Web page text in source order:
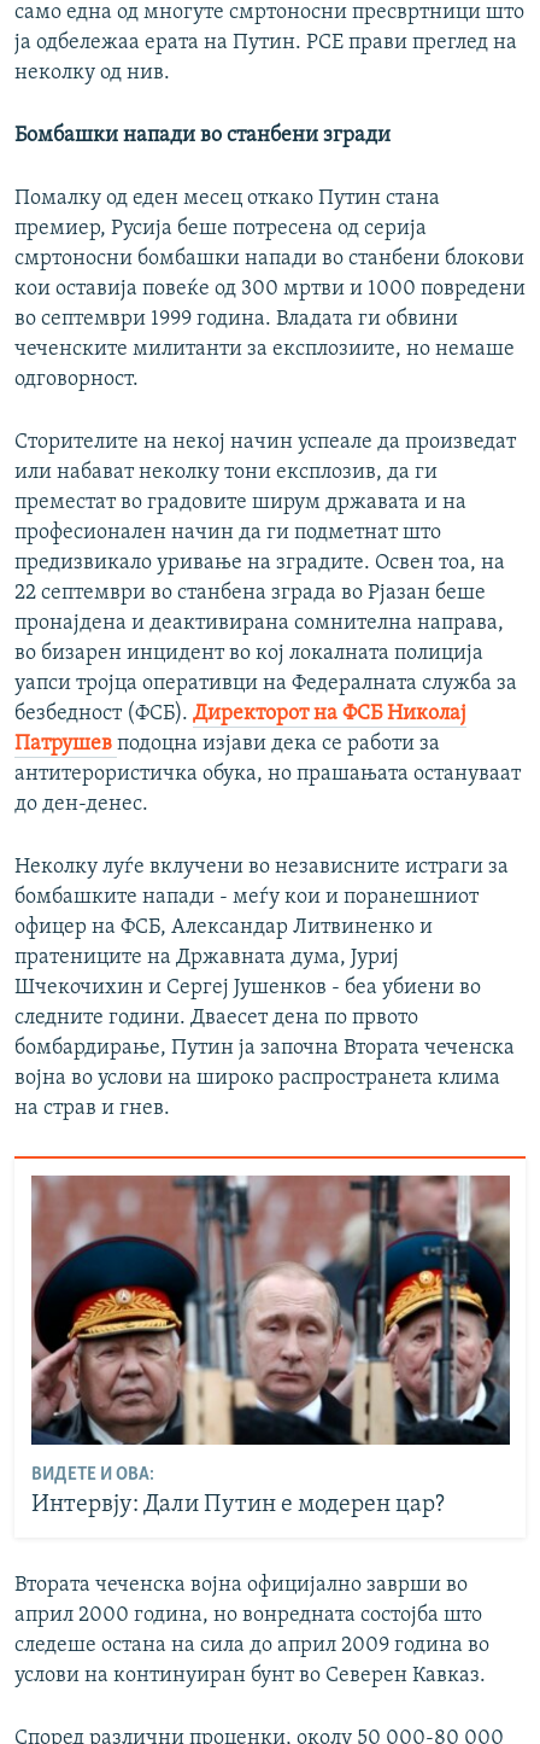
само една од многуте смртоносни пресвртници што
ја одбележаа ерата на Путин. РСЕ прави преглед на
неколку од нив.
Бомбашки напади во станбени згради
Помалку од еден месец откако Путин стана
премиер, Русија беше потресена од серија
смртоносни бомбашки напади во станбени блокови
кои оставија повеќе од 300 мртви и 1000 повредени
во септември 1999 година. Владата ги обвини
чеченските милитанти за експлозиите, но немаше
одговорност.
Сторителите на некој начин успеале да произведат
или набават неколку тони експлозив, да ги
преместат во градовите ширум државата и на
професионален начин да ги подметнат што
предизвикало уривање на зградите. Освен тоа, на
22 септември во станбена зграда во Рјазан беше
пронајдена и деактивирана сомнителна направа,
во бизарен инцидент во кој локалната полиција
уапси тројца оперативци на Федералната служба за
безбедност (ФСБ). Директорот на ФСБ Николај
Патрушев подоцна изјави дека се работи за
антитерористичка обука, но прашањата остануваат
до ден-денес.
Неколку луѓе вклучени во независните истраги за
бомбашките напади - меѓу кои и поранешниот
офицер на ФСБ, Александар Литвиненко и
пратениците на Државната дума, Јуриј
Шчекочихин и Сергеј Јушенков - беа убиени во
следните години. Дваесет дена по првото
бомбардирање, Путин ја започна Втората чеченска
војна во услови на широко распространета клима
на страв и гнев.
ВИДЕТЕ И ОВА:
Интервју: Дали Путин е модерен цар?
Втората чеченска војна официјално заврши во
април 2000 година, но вонредната состојба што
следеше остана на сила до април 2009 година во
услови на континуиран бунт во Северен Кавказ.
Според различни проценки, околу 50 000-80 000